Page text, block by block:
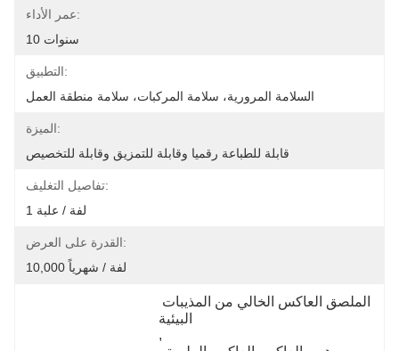
عمر الأداء:
10 سنوات
التطبيق:
السلامة المرورية، سلامة المركبات، سلامة منطقة العمل
الميزة:
قابلة للطباعة رقميا وقابلة للتمزيق وقابلة للتخصيص
تفاصيل التغليف:
1 لفة / علبة
القدرة على العرض:
10,000 لفة / شهرياً
البيئية
,